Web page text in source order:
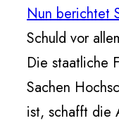
Nun berichtet
Schuld vor
Die staatliche
Sachen
ist, schafft die